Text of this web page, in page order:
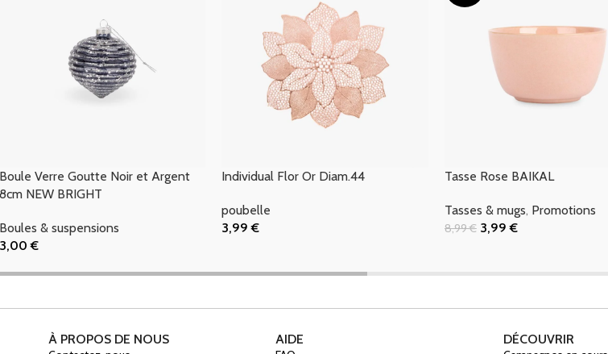
Boule Verre Goutte Noir et Argent
8cm NEW BRIGHT
Boules & suspensions
3,00€
Individual Flor Or Diam.44
poubelle
3,99€
Tasse Rose BAIKAL
Tasses & mugs, Promotions
8,99€ 3,99€
À PROPOS DE NOUS AIDE DÉCOUVRIR